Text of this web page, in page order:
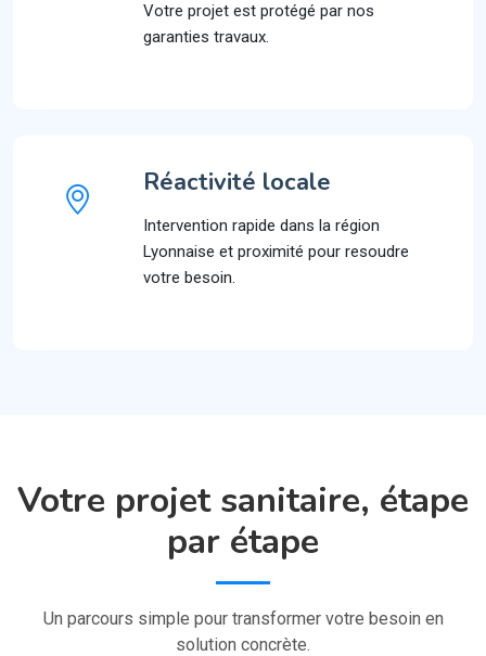
Votre projet est protégé par nos
garanties travaux.
Réactivité locale
Intervention rapide dans la région
Lyonnaise et proximité pour resoudre
votre besoin.
Votre projet sanitaire, étape
par étape
Un parcours simple pour transformer votre besoin en
solution concrète.